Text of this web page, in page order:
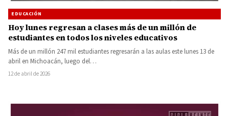
EDUCACIÓN
Hoy lunes regresan a clases más de un millón de
estudiantes en todos los niveles educativos
Más de un millón 247 mil estudiantes regresarán a las aulas este lunes 13 de
abril en Michoacán, luego del…
12 de abril de 2026